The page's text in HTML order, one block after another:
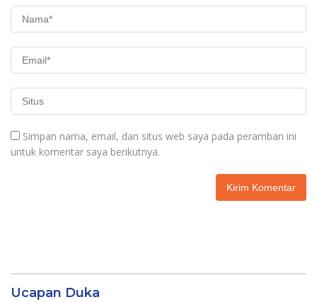
Simpan nama, email, dan situs web saya pada peramban ini
untuk komentar saya berikutnya.
Ucapan Duka